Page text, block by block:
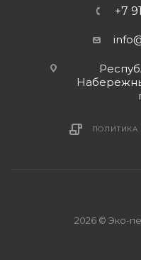
+7
2026 © Эко-